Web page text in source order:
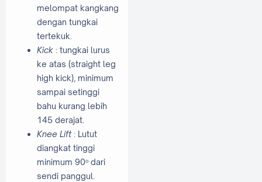
melompat kangkang
dengan tungkai
tertekuk.
Kick : tungkai lurus
ke atas (straight leg
high kick), minimum
sampai setinggi
bahu kurang lebih
145 derajat.
Knee Lift : Lutut
diangkat tinggi
minimum 90ᵒ dari
sendi panggul.